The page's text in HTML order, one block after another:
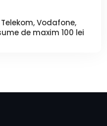
Vodafone,
de maxim 100 lei